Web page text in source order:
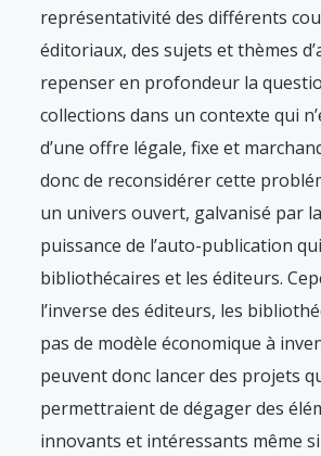
représentativité des différents
éditoriaux, des sujets et thèmes
repenser en profondeur la
collections dans un contexte qui
d’une offre légale, fixe et
donc de reconsidérer cette
un univers ouvert, galvanisé par
puissance de l’auto-publication
bibliothécaires et les éditeurs.
l’inverse des éditeurs, les
pas de modèle économique à
peuvent donc lancer des projets
permettraient de dégager des
innovants et intéressants même